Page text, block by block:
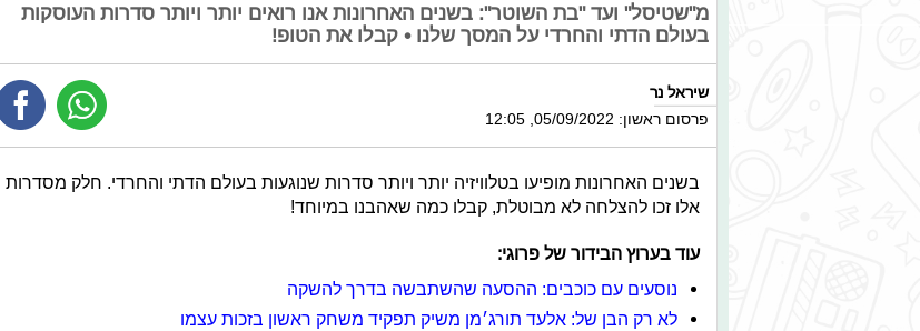
מ"שטיסל" ועד "בת השוטר": בשנים האחרונות אנו רואים יותר ויותר סדרות העוסקות
בעולם הדתי והחרדי על המסך שלנו • קבלו את הטופ!
שיראל נר
פרסום ראשון: 05/09/2022, 12:05
בשנים האחרונות מופיעו בטלוויזיה יותר ויותר סדרות שנוגעות בעולם הדתי והחרדי. חלק מסדרות
אלו זכו להצלחה לא מבוטלת, קבלו כמה שאהבנו במיוחד!
עוד בערוץ הבידור של פרוגי:
נוסעים עם כוכבים: ההסעה שהשתבשה בדרך להשקה
לא רק הבן של: אלעד תורג׳מן משיק תפקיד משחק ראשון בזכות עצמו